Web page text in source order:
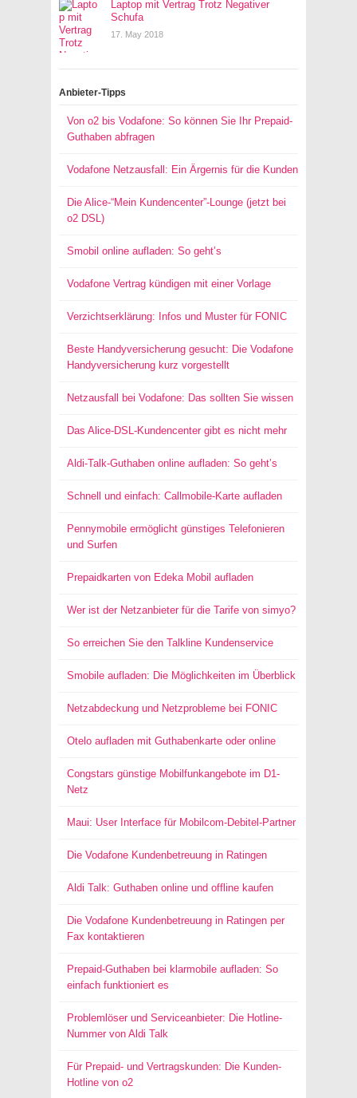
Laptop mit Vertrag Trotz Negativer
Schufa
17. May 2018
Anbieter-Tipps
Von o2 bis Vodafone: So können Sie Ihr Prepaid-
Guthaben abfragen
Vodafone Netzausfall: Ein Ärgernis für die Kunden
Die Alice-“Mein Kundencenter”-Lounge (jetzt bei
o2 DSL)
Smobil online aufladen: So geht’s
Vodafone Vertrag kündigen mit einer Vorlage
Verzichtserklärung: Infos und Muster für FONIC
Beste Handyversicherung gesucht: Die Vodafone
Handyversicherung kurz vorgestellt
Netzausfall bei Vodafone: Das sollten Sie wissen
Das Alice-DSL-Kundencenter gibt es nicht mehr
Aldi-Talk-Guthaben online aufladen: So geht’s
Schnell und einfach: Callmobile-Karte aufladen
Pennymobile ermöglicht günstiges Telefonieren
und Surfen
Prepaidkarten von Edeka Mobil aufladen
Wer ist der Netzanbieter für die Tarife von simyo?
So erreichen Sie den Talkline Kundenservice
Smobile aufladen: Die Möglichkeiten im Überblick
Netzabdeckung und Netzprobleme bei FONIC
Otelo aufladen mit Guthabenkarte oder online
Congstars günstige Mobilfunkangebote im D1-
Netz
Maui: User Interface für Mobilcom-Debitel-Partner
Die Vodafone Kundenbetreuung in Ratingen
Aldi Talk: Guthaben online und offline kaufen
Die Vodafone Kundenbetreuung in Ratingen per
Fax kontaktieren
Prepaid-Guthaben bei klarmobile aufladen: So
einfach funktioniert es
Problemlöser und Serviceanbieter: Die Hotline-
Nummer von Aldi Talk
Für Prepaid- und Vertragskunden: Die Kunden-
Hotline von o2